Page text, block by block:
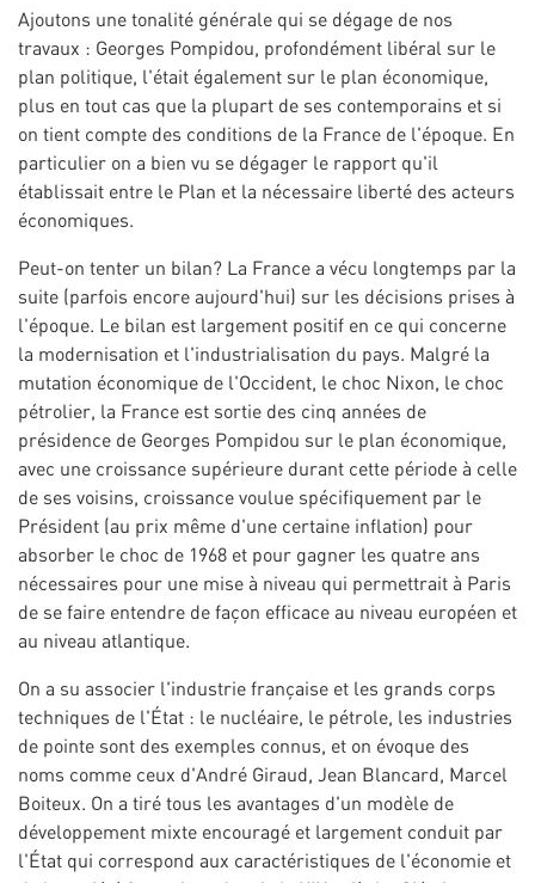
Ajoutons une tonalité générale qui se dégage de nos
travaux : Georges Pompidou, profondément libéral sur le
plan politique, l'était également sur le plan économique,
plus en tout cas que la plupart de ses contemporains et si
on tient compte des conditions de la France de l'époque. En
particulier on a bien vu se dégager le rapport qu'il
établissait entre le Plan et la nécessaire liberté des acteurs
économiques.
Peut-on tenter un bilan? La France a vécu longtemps par la
suite (parfois encore aujourd'hui) sur les décisions prises à
l'époque. Le bilan est largement positif en ce qui concerne
la modernisation et l'industrialisation du pays. Malgré la
mutation économique de l'Occident, le choc Nixon, le choc
pétrolier, la France est sortie des cinq années de
présidence de Georges Pompidou sur le plan économique,
avec une croissance supérieure durant cette période à celle
de ses voisins, croissance voulue spécifiquement par le
Président (au prix même d'une certaine inflation) pour
absorber le choc de 1968 et pour gagner les quatre ans
nécessaires pour une mise à niveau qui permettrait à Paris
de se faire entendre de façon efficace au niveau européen et
au niveau atlantique.
On a su associer l'industrie française et les grands corps
techniques de l'État : le nucléaire, le pétrole, les industries
de pointe sont des exemples connus, et on évoque des
noms comme ceux d'André Giraud, Jean Blancard, Marcel
Boiteux. On a tiré tous les avantages d'un modèle de
développement mixte encouragé et largement conduit par
l'État qui correspond aux caractéristiques de l'économie et